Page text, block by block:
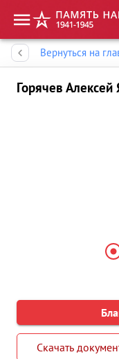
Вернуться на
Горячев Алексей
Скачать
Память народа